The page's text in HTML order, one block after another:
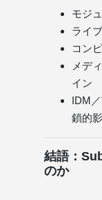
モジ
ライ
コン
メデ
イン
IDM
鎖的
結語：
のか